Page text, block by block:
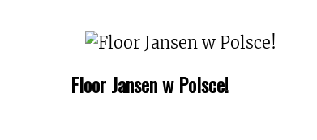
Floor Jansen w Polsce!